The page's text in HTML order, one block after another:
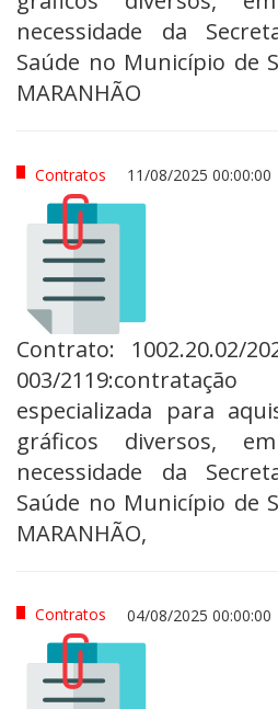
necessidade da
Saúde no Município de
MARANHÃO
Contratos 11/08/2025 00:00:00
Contrato: 1002.20.02/
003/
especializada para
gráficos diversos,
necessidade da
Saúde no Município de
MARANHÃO,
Contratos 04/08/2025 00:00:00